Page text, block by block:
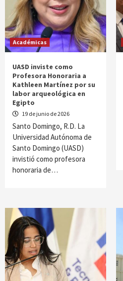
Académicas
UASD inviste como
Profesora Honoraria a
Kathleen Martínez por su
labor arqueológica en
Egipto
19 de junio de 2026
Santo Domingo, R.D. La
Universidad Autónoma de
Santo Domingo (UASD)
invistió como profesora
honoraria de…